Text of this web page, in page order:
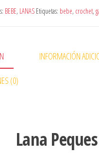
BEBE, LANAS Etiquetas: bebe, crochet,
INFORMACIÓN
(0)
Lana Peques